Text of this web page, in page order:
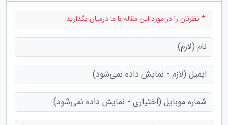
* نظرتان را در مورد این مقاله با ما درمیان بگذارید